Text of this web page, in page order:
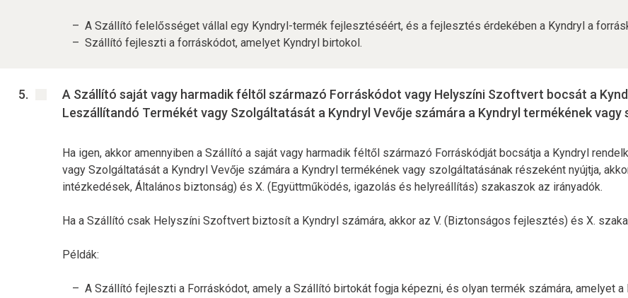
A Szállító felelősséget vállal egy Kyndryl-termék fejlesztéséért, és a fejlesztés érdekében a Kyndryl a
Szállító fejleszti a forráskódot, amelyet Kyndryl birtokol.
A Szállító saját vagy harmadik féltől származó Forráskódot vagy Helyszíni Szoftvert bocsát a
Leszállítandó Termékét vagy Szolgáltatását a Kyndryl Vevője számára a Kyndryl termékének
Ha igen, akkor amennyiben a Szállító a saját vagy harmadik féltől származó Forráskódját bocsátja a Kyndryl
vagy Szolgáltatását a Kyndryl Vevője számára a Kyndryl termékének vagy szolgáltatásának részeként nyújtja,
intézkedések, Általános biztonság) és X. (Együttműködés, igazolás és helyreállítás) szakaszok az irányadók.
Ha a Szállító csak Helyszíni Szoftvert biztosít a Kyndryl számára, akkor az V. (Biztonságos fejlesztés) és X.
Példák:
A Szállító fejleszti a Forráskódot, amely a Szállító birtokát fogja képezni, és olyan termék számára, amelyet